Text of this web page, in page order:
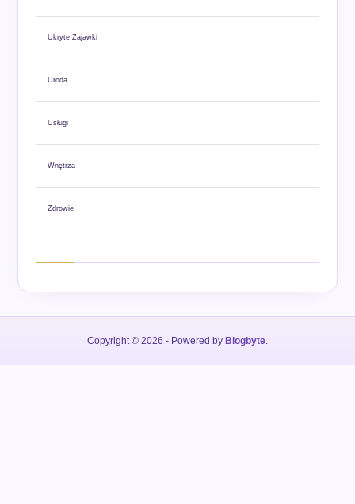
Ukryte Zajawki
Uroda
Usługi
Wnętrza
Zdrowie
Copyright © 2026 - Powered by Blogbyte.